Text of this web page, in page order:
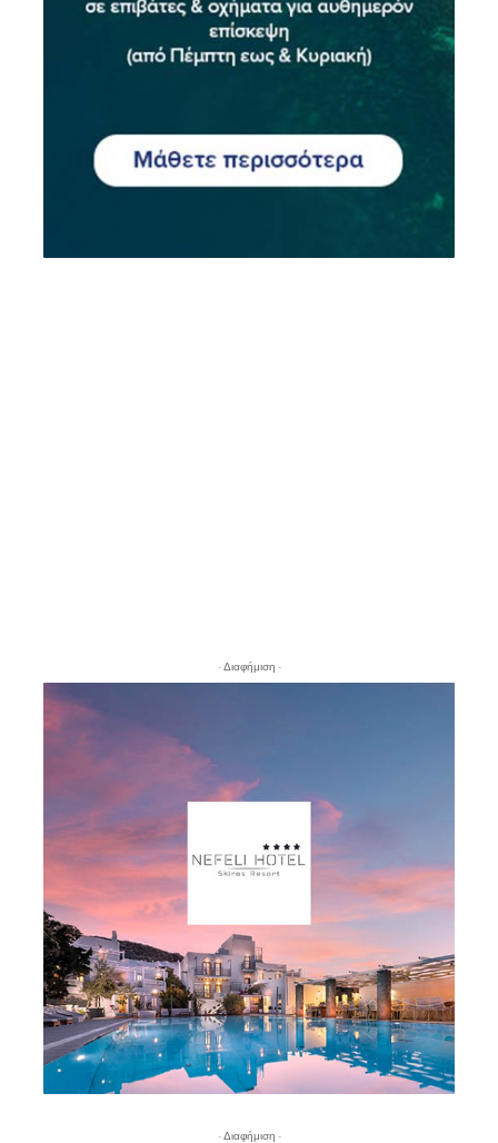
- Διαφήμιση -
- Διαφήμιση -